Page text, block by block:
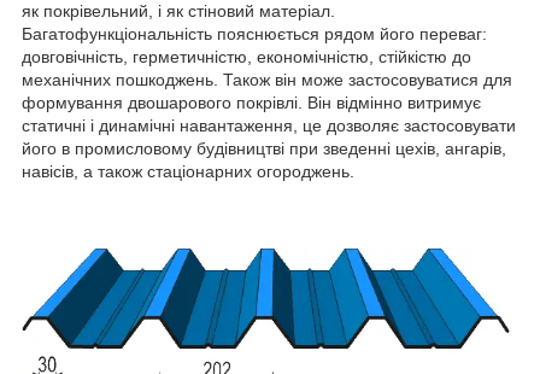
як покрівельний, і як стіновий матеріал.
Багатофункціональність пояснюється рядом його переваг:
довговічність, герметичністю, економічністю, стійкістю до
механічних пошкоджень. Також він може застосовуватися для
формування двошарового покрівлі. Він відмінно витримує
статичні і динамічні навантаження, це дозволяє застосовувати
його в промисловому будівництві при зведенні цехів, ангарів,
навісів, а також стаціонарних огороджень.